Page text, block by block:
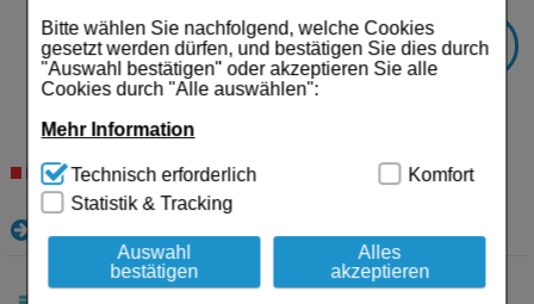
Bitte wählen Sie nachfolgend, welche Cookies
gesetzt werden dürfen, und bestätigen Sie dies durch
"Auswahl bestätigen" oder akzeptieren Sie alle
Cookies durch "Alle auswählen":
Mehr Information
Technisch Notwendig:Hierbei handelt es sich um
Cookies, die für die Grundfunktionen unserer
Website notwendig sind (z.B. Navigation, Warenkorb,
Kundenkonto), weshalb auf diese nicht verzichtet
werden kann.
Komfort:Diese Cookies werden genutzt um das
Technisch erforderlich
Komfort
Statistik & Tracking
Auswahl
bestätigen
Alles
akzeptieren
Gesundheit & Fitness
Kosmetika & Parfümerieartikel
Körperpflege
Tablettenspender & Tablettenteiler
Tierarzneimittel
Bonbons
Darreichungsform: Creme
PZN: 07586486
UVP: 6,90€³
SIE SPAREN
-21%
Nicht lieferbar
Details
ARTIKEL 1 - 2 VON 2